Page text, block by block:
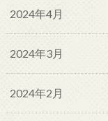
2024年4月
2024年3月
2024年2月